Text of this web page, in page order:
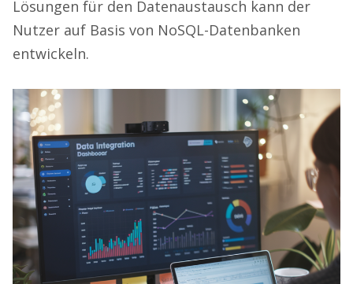
Lösungen für den Datenaustausch kann der
Nutzer auf Basis von NoSQL-Datenbanken
entwickeln.